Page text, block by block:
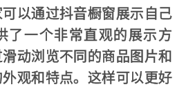
以通过抖音橱窗展示自己
了一个非常直观的展示方
动浏览不同的商品图片和
观和特点。这样可以更好